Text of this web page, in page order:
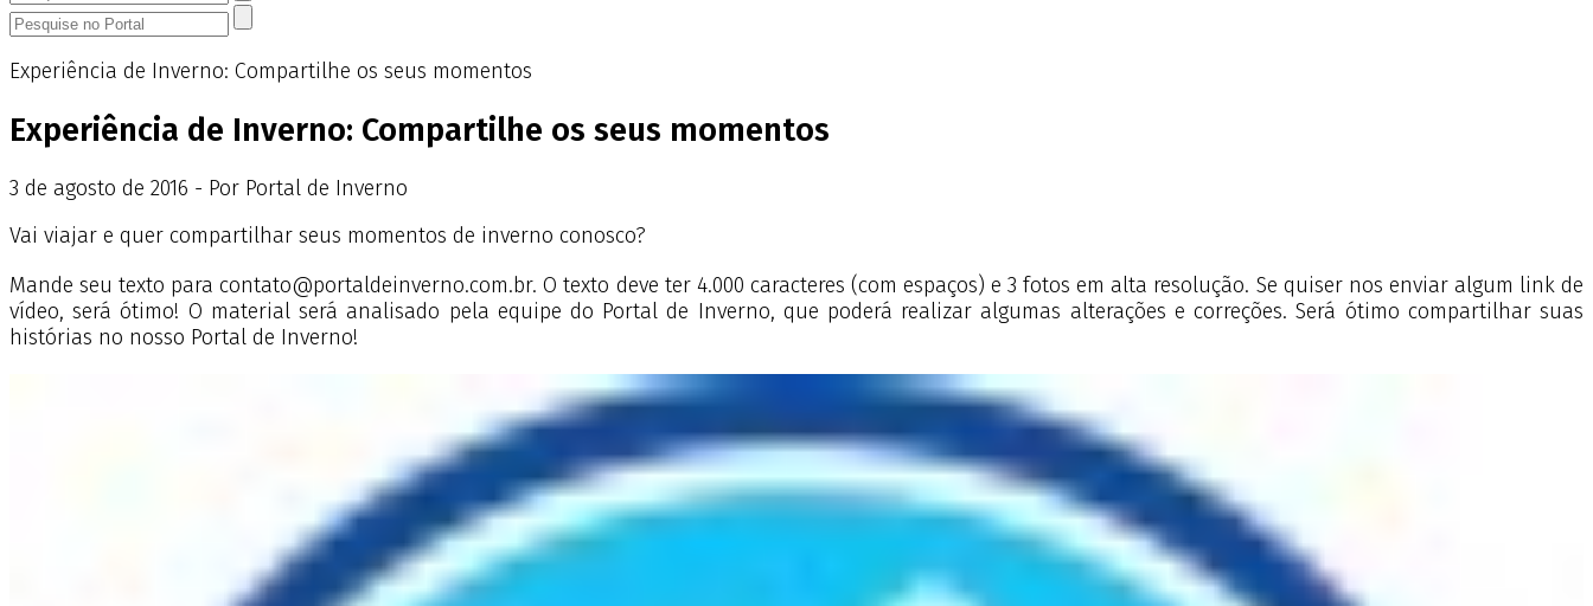
Experiência de Inverno: Compartilhe os seus momentos
Experiência de Inverno: Compartilhe os seus momentos
3 de agosto de 2016 - Por Portal de Inverno
Vai viajar e quer compartilhar seus momentos de inverno conosco?
Mande seu texto para contato@portaldeinverno.com.br. O texto deve ter 4.000 caracteres (com espaços) e 3 fotos em alta resolução. Se quiser nos enviar algum link de
vídeo, será ótimo! O material será analisado pela equipe do Portal de Inverno, que poderá realizar algumas alterações e correções.Será ótimo compartilhar suas
histórias no nosso Portal de Inverno!